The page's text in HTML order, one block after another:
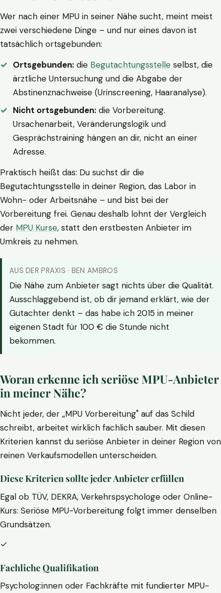
Wer nach einer MPU in seiner Nähe sucht, meint meist
zwei verschiedene Dinge – und nur eines davon ist
tatsächlich ortsgebunden:
Ortsgebunden: die Begutachtungsstelle selbst, die
ärztliche Untersuchung und die Abgabe der
Abstinenznachweise (Urinscreening, Haaranalyse).
Nicht ortsgebunden: die Vorbereitung.
Ursachenarbeit, Veränderungslogik und
Gesprächstraining hängen an dir, nicht an einer
Adresse.
Praktisch heißt das: Du suchst dir die
Begutachtungsstelle in deiner Region, das Labor in
Wohn- oder Arbeitsnähe – und bist bei der
Vorbereitung frei. Genau deshalb lohnt der Vergleich
der MPU Kurse, statt den erstbesten Anbieter im
Umkreis zu nehmen.
AUS DER PRAXIS · BEN AMBROS
Die Nähe zum Anbieter sagt nichts über die Qualität.
Ausschlaggebend ist, ob dir jemand erklärt, wie der
Gutachter denkt – das habe ich 2015 in meiner
eigenen Stadt für 100 € die Stunde nicht
bekommen.
Woran erkenne ich seriöse MPU-Anbieter
in meiner Nähe?
Nicht jeder, der „MPU Vorbereitung" auf das Schild
schreibt, arbeitet wirklich fachlich sauber. Mit diesen
Kriterien kannst du seriöse Anbieter in deiner Region von
reinen Verkaufsmodellen unterscheiden.
Diese Kriterien sollte jeder Anbieter erfüllen
Egal ob TÜV, DEKRA, Verkehrspsychologe oder Online-
Kurs: Seriöse MPU-Vorbereitung folgt immer denselben
Grundsätzen.
✓
Fachliche Qualifikation
Psycholog:innen oder Fachkräfte mit fundierter MPU-